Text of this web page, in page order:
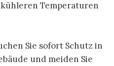
Temperaturen
Sie sofort Schutz in
und meiden Sie